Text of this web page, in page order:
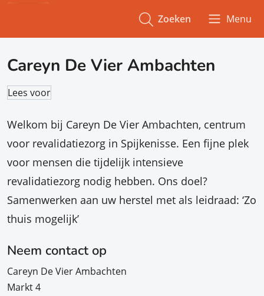
Zoeken Menu
Careyn De Vier Ambachten
Lees voor
Welkom bij Careyn De Vier Ambachten, centrum
voor revalidatiezorg in Spijkenisse. Een fijne plek
voor mensen die tijdelijk intensieve
revalidatiezorg nodig hebben. Ons doel?
Samenwerken aan uw herstel met als leidraad: ‘Zo
thuis mogelijk’
Neem contact op
Careyn De Vier Ambachten
Markt 4